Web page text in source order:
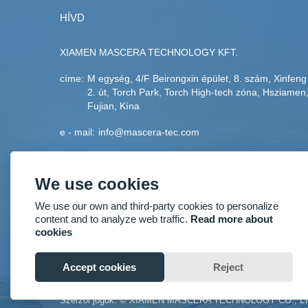
HÍVD
XIAMEN MASCERA TECHNOLOGY KFT.
címe: M egység, 4/F Beirongxin épület, 8. szám, Xinfeng
2. út, Torch Park, Torch High-tech zóna, Hsziamen,
Fujian, Kína
e - mail: info@mascera-tec.com
fax: +86-592-5530093
mobil: +86-13860446139
Szerzői jogok: © XIAMEN MASCERA TECHNOLOGY CO.,
We use cookies
We use our own and third-party cookies to personalize
content and to analyze web traffic. Read more about
cookies
Accept cookies Reject